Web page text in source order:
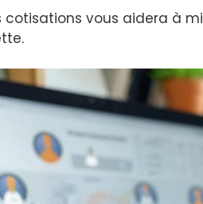
cotisations vous aidera à